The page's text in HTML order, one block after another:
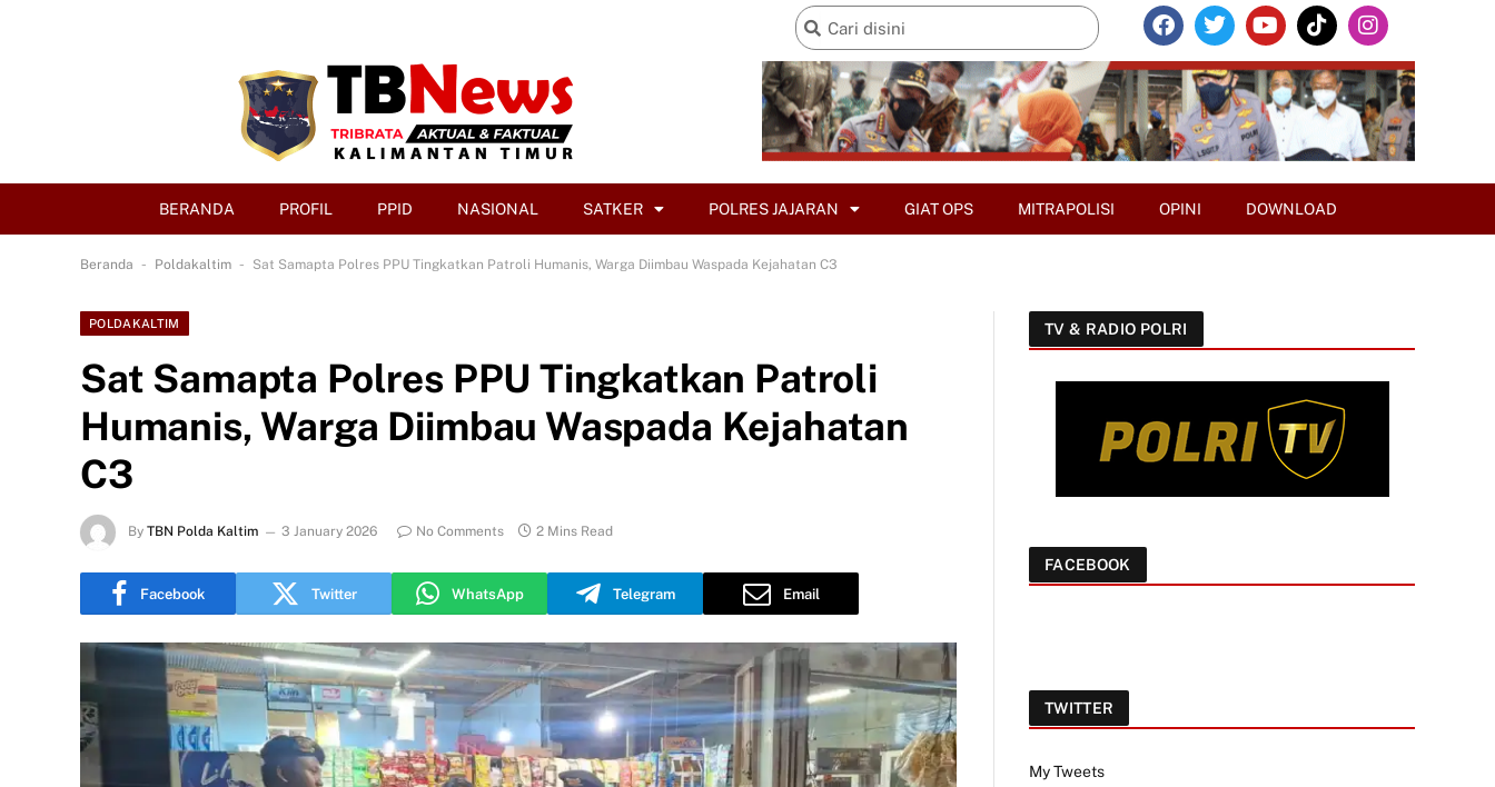
BERANDA PROFIL PPID NASIONAL SATKER POLRES JAJARAN GIAT OPS MITRAPOLISI OPINI DOWNLOAD
Beranda - Poldakaltim - Sat Samapta Polres PPU Tingkatkan Patroli Humanis, Warga Diimbau Waspada Kejahatan C3
POLDAKALTIM
Sat Samapta Polres PPU Tingkatkan Patroli
Humanis, Warga Diimbau Waspada Kejahatan
C3
By TBN Polda Kaltim 3 January 2026 No Comments 2 Mins Read
Facebook Twitter WhatsApp Telegram Email
TV & RADIO POLRI
FACEBOOK
TWITTER
My Tweets